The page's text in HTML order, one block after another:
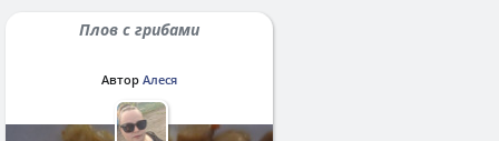
Плов с грибами
Автор Алеся